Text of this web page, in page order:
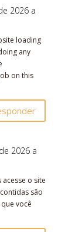
2026 a
loading
any
on this
2026 a
o site
são
você